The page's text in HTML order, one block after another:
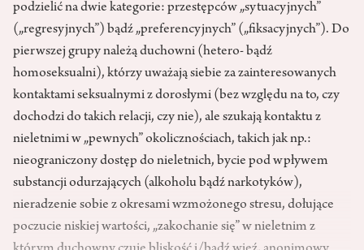
podzielić na dwie kategorie: przestępców „sytuacyjnych”
(„regresyjnych”) bądź „preferencyjnych” („fiksacyjnych”). Do
pierwszej grupy należą duchowni (hetero- bądź
homoseksualni), którzy uważają siebie za zainteresowanych
kontaktami seksualnymi z dorosłymi (bez względu na to, czy
dochodzi do takich relacji, czy nie), ale szukają kontaktu z
nieletnimi w „pewnych” okolicznościach, takich jak np.:
nieograniczony dostęp do nieletnich, bycie pod wpływem
substancji odurzających (alkoholu bądź narkotyków),
nieradzenie sobie z okresami wzmożonego stresu, dołujące
poczucie niskiej wartości, „zakochanie się” w nieletnim z